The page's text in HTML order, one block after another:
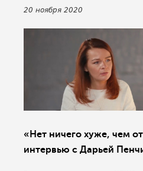
20 ноября 2020
«Нет ничего хуже, чем
интервью с Дарьей